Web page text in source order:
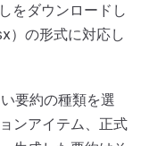
をダウンロードし
）の形式に対応し
要約の種類を選
ンアイテム、正式